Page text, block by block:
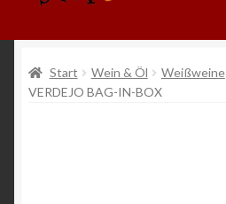
Ausrüstung
Start Wein & Öl Weißweine
VERDEJO BAG-IN-BOX